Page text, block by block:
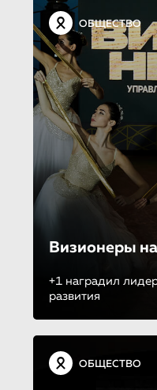
ОБЩЕСТВО
Визионеры
+1 наградил
развития
ОБЩЕСТВО